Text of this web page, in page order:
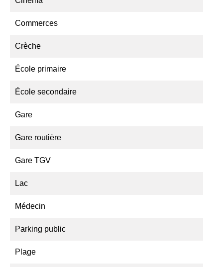
Commerces
Crèche
École primaire
École secondaire
Gare
Gare routière
Gare TGV
Lac
Médecin
Parking public
Plage